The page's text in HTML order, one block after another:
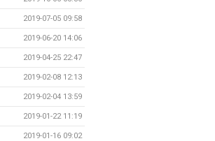
2019-07-05 09:58
2019-06-20 14:06
2019-04-25 22:47
2019-02-08 12:13
2019-02-04 13:59
2019-01-22 11:19
2019-01-16 09:02